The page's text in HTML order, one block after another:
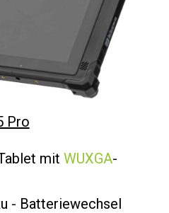
Pro
mit WUXGA-
- Batteriewechsel